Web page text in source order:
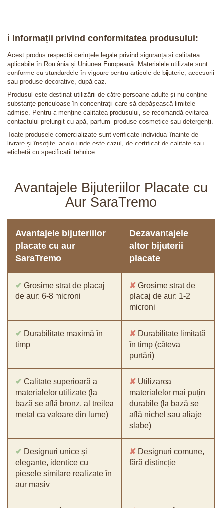
ℹ️ Informații privind conformitatea produsului:
Acest produs respectă cerințele legale privind siguranța și calitatea
aplicabile în România și Uniunea Europeană. Materialele utilizate sunt
conforme cu standardele în vigoare pentru articole de bijuterie, accesorii
sau produse decorative, după caz.
Produsul este destinat utilizării de către persoane adulte și nu conține
substanțe periculoase în concentrații care să depășească limitele
admise. Pentru a menține calitatea produsului, se recomandă evitarea
contactului prelungit cu apă, parfum, produse cosmetice sau detergenți.
Toate produsele comercializate sunt verificate individual înainte de
livrare și însoțite, acolo unde este cazul, de certificat de calitate sau
etichetă cu specificații tehnice.
Avantajele Bijuteriilor Placate cu
Aur SaraTremo
Avantajele bijuteriilor
placate cu aur
SaraTremo
Dezavantajele
altor bijuterii
placate
✔ Grosime strat de placaj
de aur: 6-8 microni
✘ Grosime strat de
placaj de aur: 1-2
microni
✔ Durabilitate maximă în
timp
✘ Durabilitate limitată
în timp (câteva
purtări)
✔ Calitate superioară a
materialelor utilizate (la
bază se află bronz, al treilea
metal ca valoare din lume)
✘ Utilizarea
materialelor mai puțin
durabile (la bază se
află nichel sau aliaje
slabe)
✔ Designuri unice și
elegante, identice cu
piesele similare realizate în
aur masiv
✘ Designuri comune,
fără distincție